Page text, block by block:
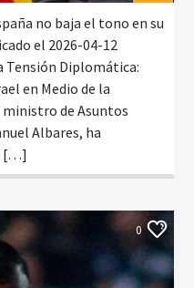
no baja el tono en su
el 2026-04-12
Tensión Diplomática:
en Medio de la
de Asuntos
Albares, ha
[…]
0